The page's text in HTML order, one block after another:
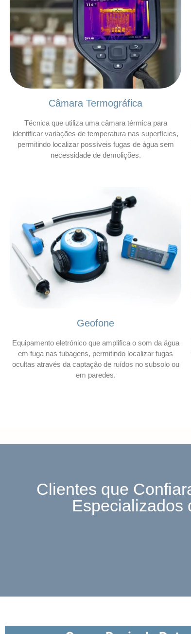
Câmara Termográfica
Técnica que utiliza uma câmara térmica para
identificar variações de temperatura nas superfícies,
permitindo localizar possíveis fugas de água sem
necessidade de demolições.
Geofone
Equipamento eletrónico que amplifica o som da água
em fuga nas tubagens, permitindo localizar fugas
ocultas através da captação de ruídos no subsolo ou
em paredes.
Clientes que
Especializados